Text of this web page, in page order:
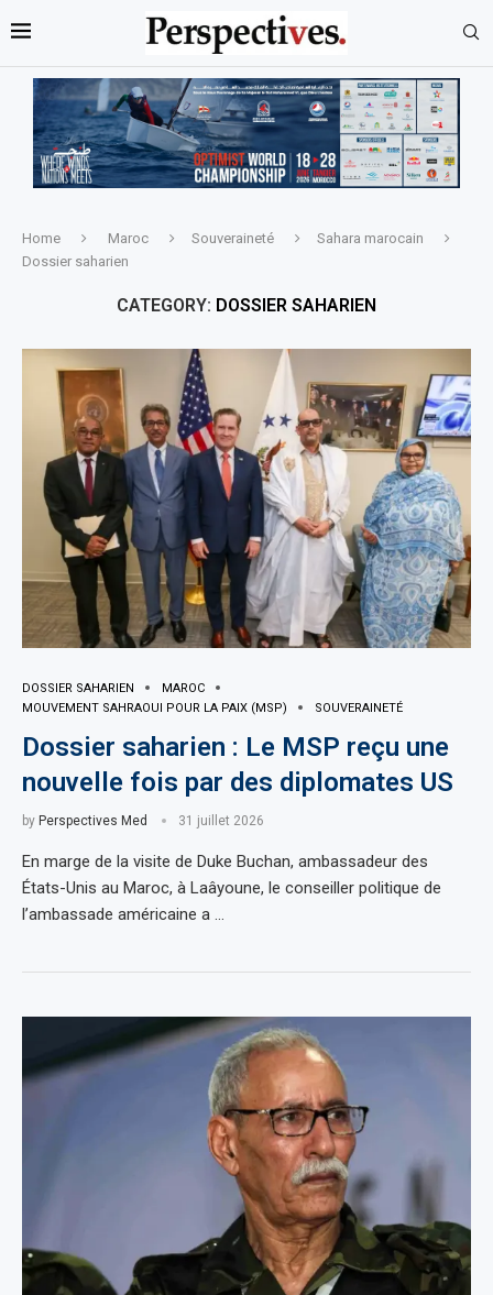
Home Maroc Souveraineté
Sahara marocain
Dossier saharien
CATEGORY: DOSSIER SAHARIEN
DOSSIER SAHARIEN
MAROC
MOUVEMENT SAHRAOUI POUR LA PAIX (MSP)
SOUVERAINETÉ
Dossier saharien : Le MSP reçu une
nouvelle fois par des diplomates US
by Perspectives Med 31 juillet 2026
En marge de la visite de Duke Buchan, ambassadeur des
États-Unis au Maroc, à Laâyoune, le conseiller politique de
l’ambassade américaine a …